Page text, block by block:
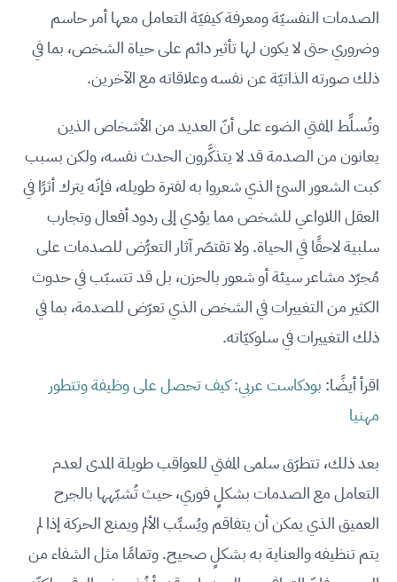
الصدمات النفسيّة ومعرفة كيفيّة التعامل معها أمر حاسم
وضروري حتى لا يكون لها تأثير دائم على حياة الشخص، بما في
ذلك صورته الذاتيّة عن نفسه وعلاقاته مع الآخرين.
وتُسلِّط المفتي الضوء على أنّ العديد من الأشخاص الذين
يعانون من الصدمة قد لا يتذكَّرون الحدث نفسه، ولكن بسبب
كبت الشعور السئ الذي شعروا به لفترة طويله، فإنّه يترك أثرًا في
العقل اللاواعي للشخص مما يؤدي إلى ردود أفعال وتجارب
سلبية لاحقًا في الحياة. ولا تقتصّر آثار التعرُّض للصدمات على
مُجرّد مشاعر سيئة أو شعور بالحزن، بل قد تتسبّب في حدوث
الكثير من التغييرات في الشخص الذي تعرّض للصدمة، بما في
ذلك التغييرات في سلوكيّاته.
اقرأ أيضًا: بودكاست عربي: كيف تحصل على وظيفة وتتطور
مهنيا
بعد ذلك، تتطرّق سلمى المفتي للعواقب طويلة المدى لعدم
التعامل مع الصدمات بشكلٍ فوري، حيث تُشبّهها بالجرح
العميق الذي يمكن أن يتفاقم ويُسبِّب الألم ويمنع الحركة إذا لم
يتم تنظيفه والعناية به بشكلٍ صحيح. وتمامًا مثل الشفاء من